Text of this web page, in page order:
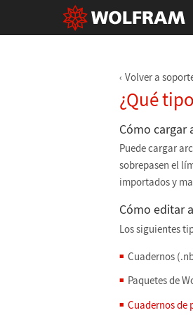
Volver a
¿Qué
Cómo cargar
Puede cargar
sobrepasen el
importados y
Cómo editar
Los siguientes
Cuadernos
Paquetes de
Cuadernos de